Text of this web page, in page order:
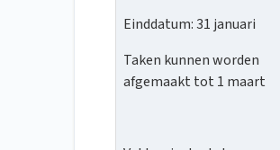
Einddatum: 31 januari
Taken kunnen worden
afgemaakt tot 1 maart